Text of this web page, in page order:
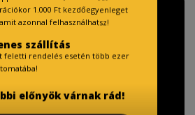
1.000 Ft kezdőegyenleget
azonnal felhasználhatsz!
szállítás
feletti rendelés esetén több ezer
előnyök várnak rád!